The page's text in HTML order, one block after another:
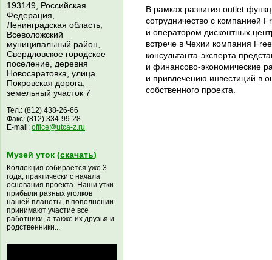
193149, Российская
Федерация,
Ленинградская область,
Всеволожский
муниципальный район,
Свердловское городское
поселение, деревня
Новосаратовка, улица
Покровская дорога,
земельный участок 7
Тел.: (812) 438-26-66
Факс: (812) 334-99-28
E-mail: office@utca-z.ru
Музей уток (скачать)
Коллекция собирается уже 3
года, практически с начала
основания проекта. Наши утки
прибыли разных уголков
нашей планеты, в пополнении
принимают участие все
работники, а также их друзья и
родственники...
В рамках развития outlet
сотрудничество с компанией
и оператором дисконтных
встрече в Чехии компания
консультанта-эксперта
и финансово-экономические
и привлечению инвестиций в
собственного проекта.